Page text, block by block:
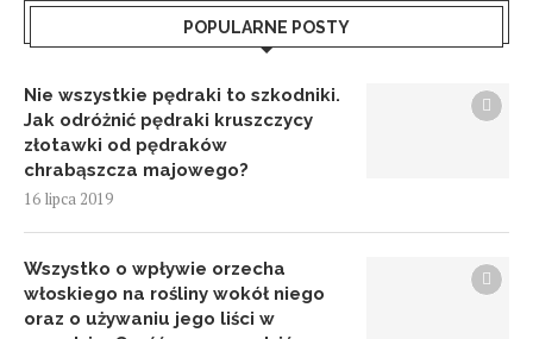
POPULARNE POSTY
Nie wszystkie pędraki to szkodniki.
Jak odróżnić pędraki kruszczycy
złotawki od pędraków
chrabąszcza majowego?
16 lipca 2019
Wszystko o wpływie orzecha
włoskiego na rośliny wokół niego
oraz o używaniu jego liści w